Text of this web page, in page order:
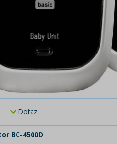
Dotaz
BC-4500D